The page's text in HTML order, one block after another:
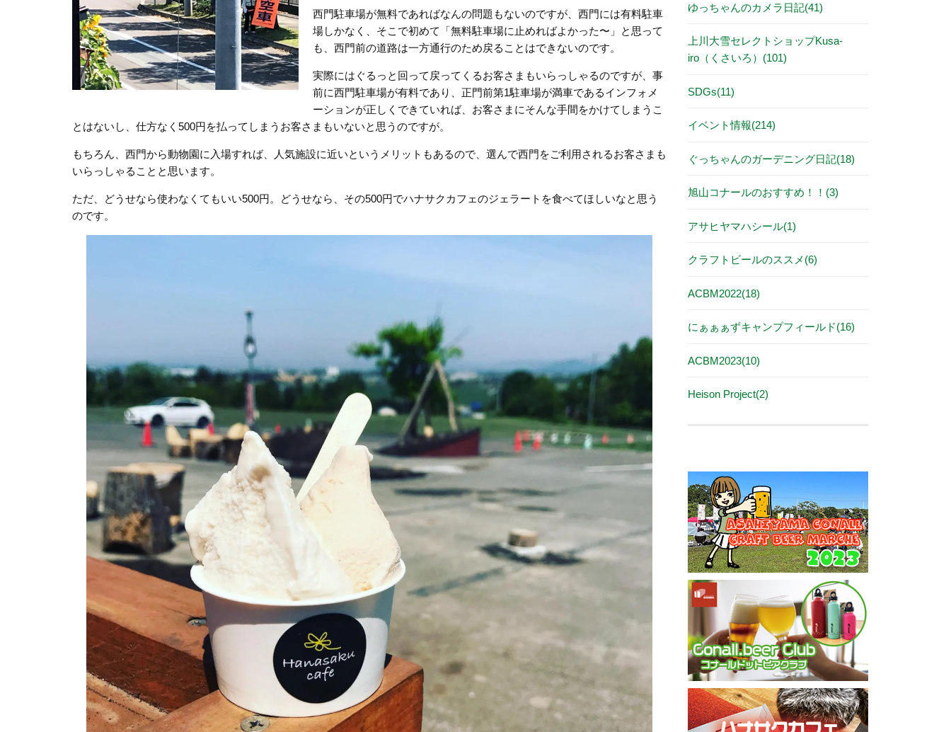
西門駐車場が無料であればなんの問題もないのですが、西門には有料駐車
場しかなく、そこで初めて「無料駐車場に止めればよかった〜」と思って
も、西門前の道路は一方通行のため戻ることはできないのです。
実際にはぐるっと回って戻ってくるお客さまもいらっしゃるのですが、事
前に西門駐車場が有料であり、正門前第1駐車場が満車であるインフォメ
ーションが正しくできていれば、お客さまにそんな手間をかけてしまうこ
とはないし、仕方なく500円を払ってしまうお客さまもいないと思うのですが。
もちろん、西門から動物園に入場すれば、人気施設に近いというメリットもあるので、選んで西門をご利用されるお客さまも
いらっしゃることと思います。
ただ、どうせなら使わなくてもいい500円。どうせなら、その500円でハナサクカフェのジェラートを食べてほしいなと思う
のです。
ゆっちゃんのカメラ日記(41)
上川大雪セレクトショップKusa-
iro（くさいろ）(101)
SDGs(11)
イベント情報(214)
ぐっちゃんのガーデニング日記(18)
旭山コナールのおすすめ！！(3)
アサヒヤマハシール(1)
クラフトビールのススメ(6)
ACBM2022(18)
にぁぁぁずキャンプフィールド(16)
ACBM2023(10)
Heison Project(2)